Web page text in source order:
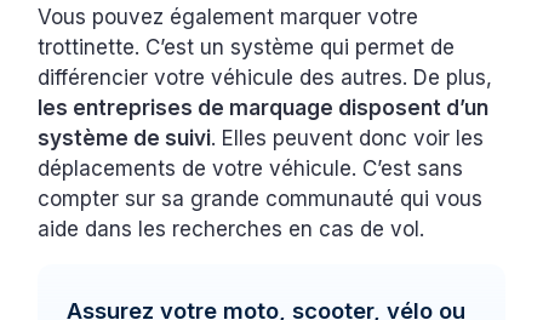
Vous pouvez également marquer votre
trottinette. C’est un système qui permet de
différencier votre véhicule des autres. De plus,
les entreprises de marquage disposent d’un
système de suivi. Elles peuvent donc voir les
déplacements de votre véhicule. C’est sans
compter sur sa grande communauté qui vous
aide dans les recherches en cas de vol.
Assurez votre moto, scooter, vélo ou